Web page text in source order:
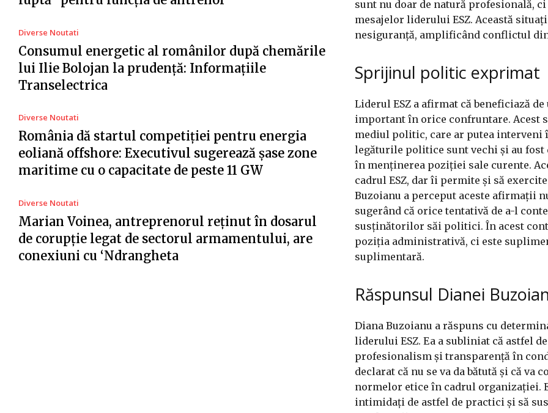
Diverse Noutati
Consumul energetic al românilor după chemările
lui Ilie Bolojan la prudență: Informațiile
Transelectrica
Diverse Noutati
România dă startul competiției pentru energia
eoliană offshore: Executivul sugerează șase zone
maritime cu o capacitate de peste 11 GW
Diverse Noutati
Marian Voinea, antreprenorul reținut în dosarul
de corupție legat de sectorul armamentului, are
conexiuni cu ‘Ndrangheta
sunt nu doar de natură profesională,
mesajelor liderului ESZ. Această
nesiguranță, amplificând conflictul
Sprijinul politic exprimat
Liderul ESZ a afirmat că beneficiază
important în orice confruntare.
mediul politic, care ar putea interveni
legăturile politice sunt vechi și au
în menținerea poziției sale curente.
cadrul ESZ, dar îi permite și să
Buzoianu a perceput aceste afirmații
sugerând că orice tentativă de a-l
susținătorilor săi politici. În acest
poziția administrativă, ci este
suplimentară.
Răspunsul Dianei
Diana Buzoianu a răspuns cu
liderului ESZ. Ea a subliniat că astfel
profesionalism și transparență în
declarat că nu se va da bătută și că va
normelor etice în cadrul organizației.
intimidați de astfel de practici și să